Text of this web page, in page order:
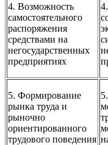
4. Возможность
самостоятельного
распоряжения
средствами на
негосударственных
предприятиях
5. Формирование
рынка труда и
рыночно
ориентированного
трудового по­ведения